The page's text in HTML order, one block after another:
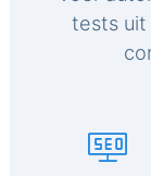
tests uit